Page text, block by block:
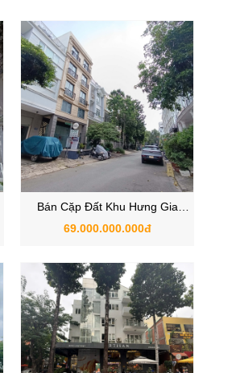
Bán Cặp Đất Khu Hưng Gia
Hưng Phước, Phú Mỹ Hưng,
69.000.000.000đ